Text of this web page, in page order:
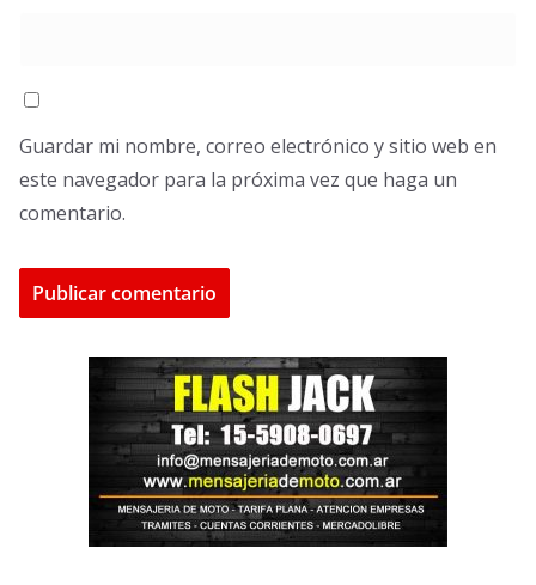
Guardar mi nombre, correo electrónico y sitio web en
este navegador para la próxima vez que haga un
comentario.